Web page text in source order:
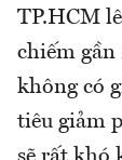
TP.HCM
chiếm gần
không có
tiêu giảm